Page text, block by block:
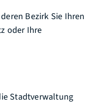
Bezirk Sie Ihren
oder Ihre
Stadtverwaltung